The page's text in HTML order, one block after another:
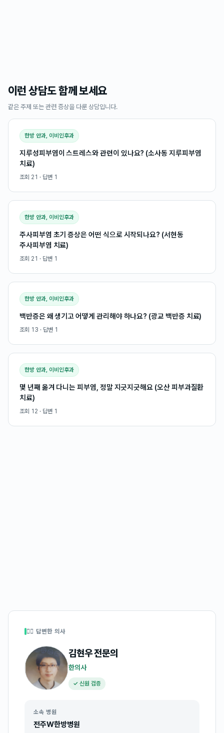
이런 상담도 함께 보세요
같은 주제 또는 관련 증상을 다룬 상담입니다.
한방 안과, 이비인후과
지루성피부염이 스트레스와 관련이 있나요? (소사동 지루피부염
치료)
조회 21 · 답변 1
한방 안과, 이비인후과
주사피부염 초기 증상은 어떤 식으로 시작되나요? (서현동
주사피부염 치료)
조회 21 · 답변 1
한방 안과, 이비인후과
백반증은 왜 생기고 어떻게 관리해야 하나요? (광교 백반증 치료)
조회 13 · 답변 1
한방 안과, 이비인후과
몇 년째 옮겨 다니는 피부염, 정말 지긋지긋해요 (오산 피부과질환
치료)
조회 12 · 답변 1
👩‍⚕️ 답변한 의사
김현우전문의
한의사
✓ 신원 검증
소속 병원
전주W한방병원